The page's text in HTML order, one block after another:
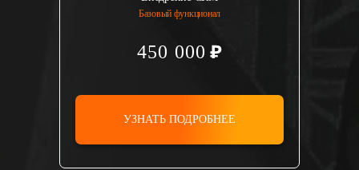
Базовый функционал
450 000
УЗНАТЬ ПОДРОБНЕЕ